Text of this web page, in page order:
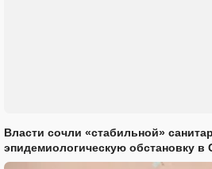
Власти сочли «стабильной»
эпидемиологическую обстановку в